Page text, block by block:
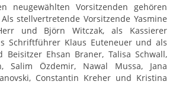
neugewählten Vorsitzenden gehören
stellvertretende Vorsitzende Yasmine
und Björn Witczak, als Kassierer
Schriftführer Klaus Euteneuer und als
Beisitzer Ehsan Braner, Talisa Schwall,
Salim Özdemir, Nawal Mussa, Jana
Constantin Kreher und Kristina